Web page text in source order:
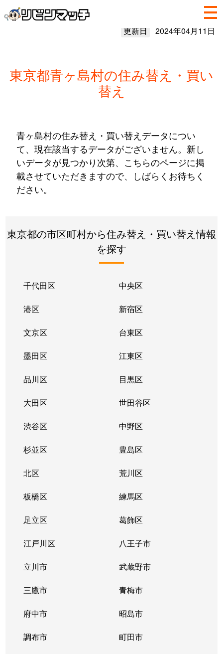
更新日 2024年04月11日
東京都青ヶ島村の住み替え・買い
替え
青ヶ島村の住み替え・買い替えデータについ
て、現在該当するデータがございません。新し
いデータが見つかり次第、こちらのページに掲
載させていただきますので、しばらくお待ちく
ださい。
東京都の市区町村から住み替え・買い替え情報
を探す
千代田区 中央区
港区 新宿区
文京区 台東区
墨田区 江東区
品川区 目黒区
大田区 世田谷区
渋谷区 中野区
杉並区 豊島区
北区 荒川区
板橋区 練馬区
足立区 葛飾区
江戸川区 八王子市
立川市 武蔵野市
三鷹市 青梅市
府中市 昭島市
調布市 町田市